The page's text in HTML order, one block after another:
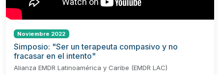
Noviembre 2022
Simposio: "Ser un terapeuta compasivo y no
fracasar en el intento"
Alianza EMDR Latinoamérica y Caribe (EMDR LAC)